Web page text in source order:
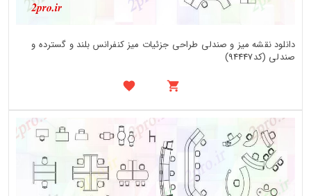
دانلود نقشه میز و صندلی طراحی جزئیات میز کنفرانس بلند و گسترده و
صندلی (کد94447)